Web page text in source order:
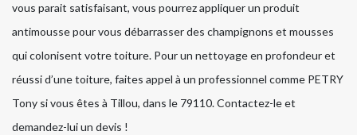
vous parait satisfaisant, vous pourrez appliquer un produit
antimousse pour vous débarrasser des champignons et mousses
qui colonisent votre toiture. Pour un nettoyage en profondeur et
réussi d’une toiture, faites appel à un professionnel comme PETRY
Tony si vous êtes à Tillou, dans le 79110. Contactez-le et
demandez-lui un devis !